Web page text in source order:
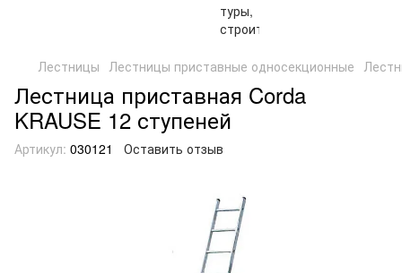
Лестницы Лестницы приставные односекционные
Лестница приставная Corda
KRAUSE 12 ступеней
Артикул: 030121 Оставить отзыв